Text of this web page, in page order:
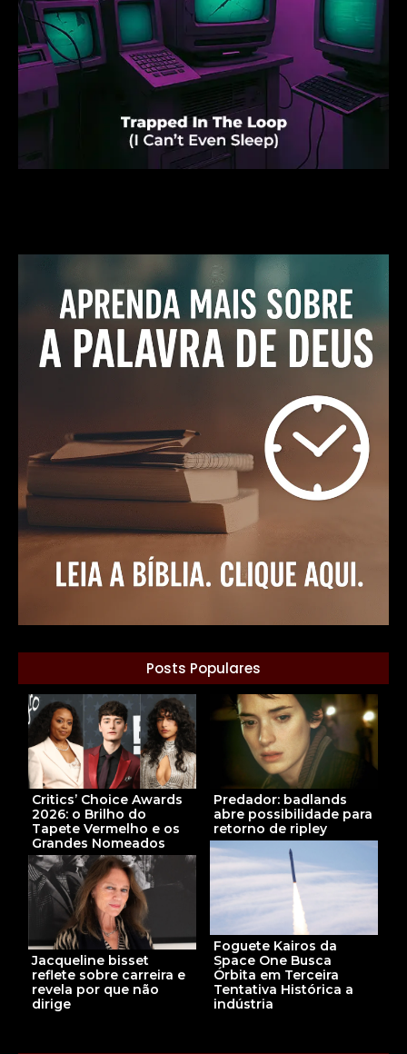
Posts Populares
Critics’ Choice Awards
2026: o Brilho do
Tapete Vermelho e os
Grandes Nomeados
Predador: badlands
abre possibilidade para
retorno de ripley
Foguete Kairos da
Space One Busca
Órbita em Terceira
Tentativa Histórica a
indústria
Jacqueline bisset
reflete sobre carreira e
revela por que não
dirige